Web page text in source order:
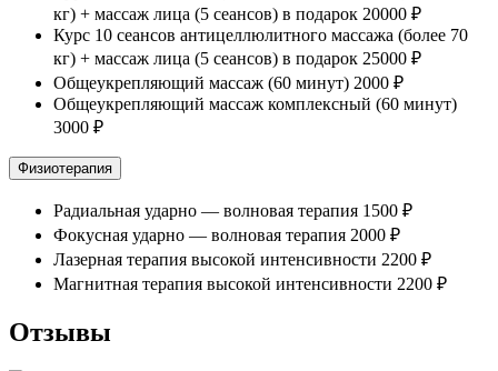
кг) + массаж лица (5 сеансов) в подарок 20000 ₽
Курс 10 сеансов антицеллюлитного массажа (более 70
кг) + массаж лица (5 сеансов) в подарок 25000 ₽
Общеукрепляющий массаж (60 минут) 2000 ₽
Общеукрепляющий массаж комплексный (60 минут)
3000 ₽
Физиотерапия
Радиальная ударно — волновая терапия 1500 ₽
Фокусная ударно — волновая терапия 2000 ₽
Лазерная терапия высокой интенсивности 2200 ₽
Магнитная терапия высокой интенсивности 2200 ₽
Отзывы